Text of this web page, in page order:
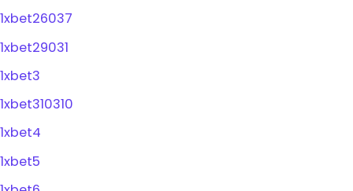
1xbet26037
1xbet29031
1xbet3
1xbet310310
1xbet4
1xbet5